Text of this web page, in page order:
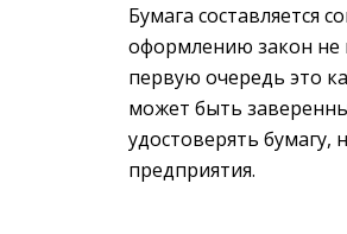
Бумага составляется
оформлению закон не
первую очередь это
может быть
удостоверять бумагу,
предприятия.